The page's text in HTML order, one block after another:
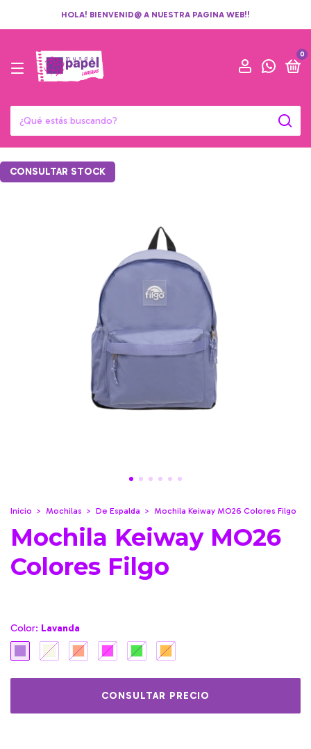
HOLA! BIENVENID@ A NUESTRA PAGINA WEB!!
0
Inicio > Mochilas > De Espalda > Mochila Keiway MO26 Colores Filgo
Mochila Keiway MO26
Colores Filgo
Color: Lavanda